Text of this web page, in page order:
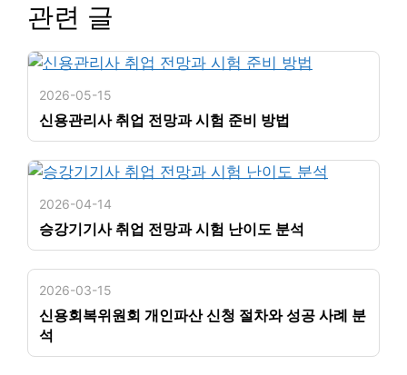
관련 글
2026-05-15
신용관리사 취업 전망과 시험 준비 방법
2026-04-14
승강기기사 취업 전망과 시험 난이도 분석
2026-03-15
신용회복위원회 개인파산 신청 절차와 성공 사례 분
석